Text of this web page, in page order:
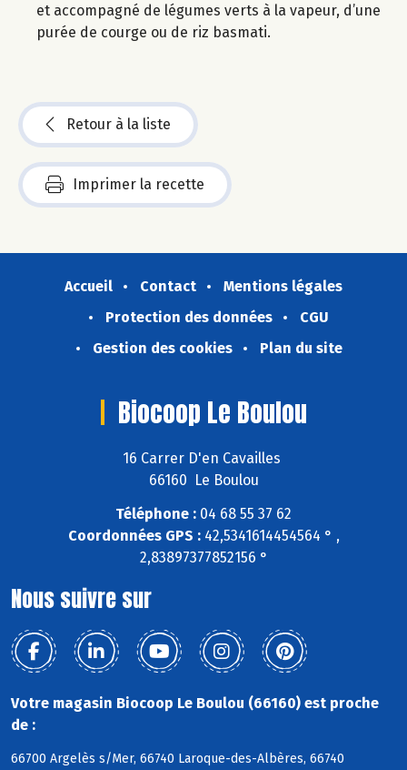
et accompagné de légumes verts à la vapeur, d’une
purée de courge ou de riz basmati.
Retour à la liste
Imprimer la recette
Accueil Contact
Mentions légales
Protection des données
CGU
Gestion des cookies
Plan du site
Biocoop Le Boulou
16 Carrer D'en Cavailles
66160 Le Boulou
Téléphone : 04 68 55 37 62
Coordonnées GPS :42,5341614454564 ° ,
2,83897377852156 °
Nous suivre sur
Votre magasin Biocoop Le Boulou (66160) est proche
de :
66700 Argelès s/Mer, 66740 Laroque-des-Albères, 66740